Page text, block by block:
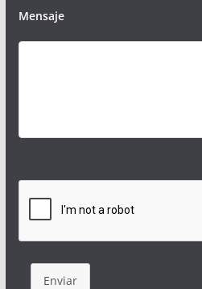
Mensaje
Enviar